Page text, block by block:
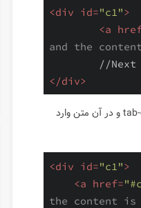
<div id="c1">
<a
and the
</div>
حالا قسمتی را میسازیم که محتوای مورد نظرمان را در آن قرار دهیم، یک div میسازیم با آیدی tab-content و در آن متن وارد
<div id="c1">
<a href=
the content